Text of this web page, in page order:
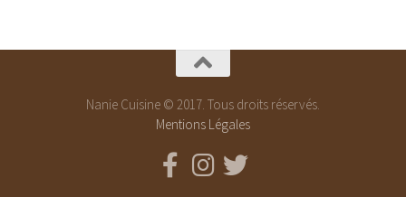
Nanie Cuisine © 2017. Tous droits réservés.
Mentions Légales